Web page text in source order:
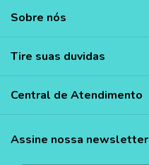
Sobre nós
Tire suas duvidas
Central de Atendimento
Assine nossa newsletter